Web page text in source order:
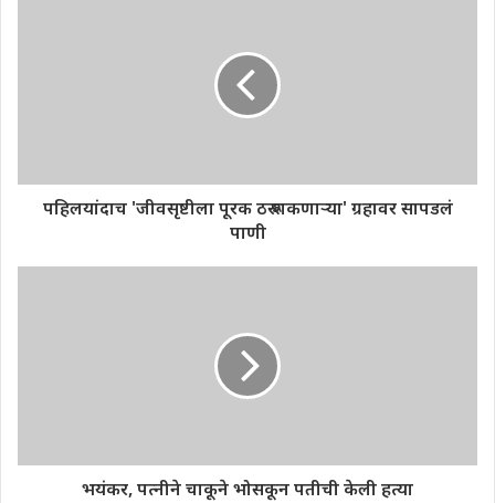
पहिलयांदाच 'जीवसृष्टीला पूरक ठरू शकणाऱ्या' ग्रहावर सापडलं
पाणी
भयंकर, पत्नीने चाकूने भोसकून पतीची केली हत्या